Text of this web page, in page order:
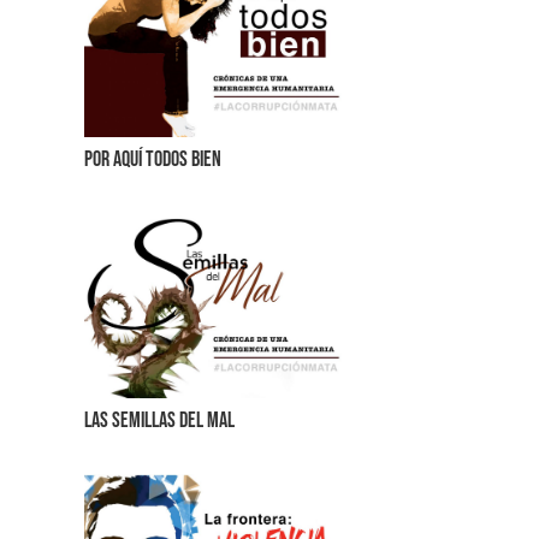
Por aquí todos bien
Las semillas del mal